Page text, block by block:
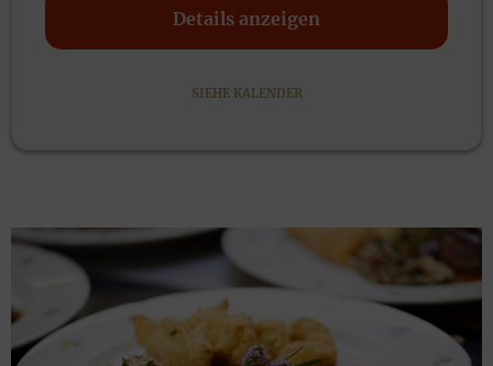
Details anzeigen
SIEHE KALENDER